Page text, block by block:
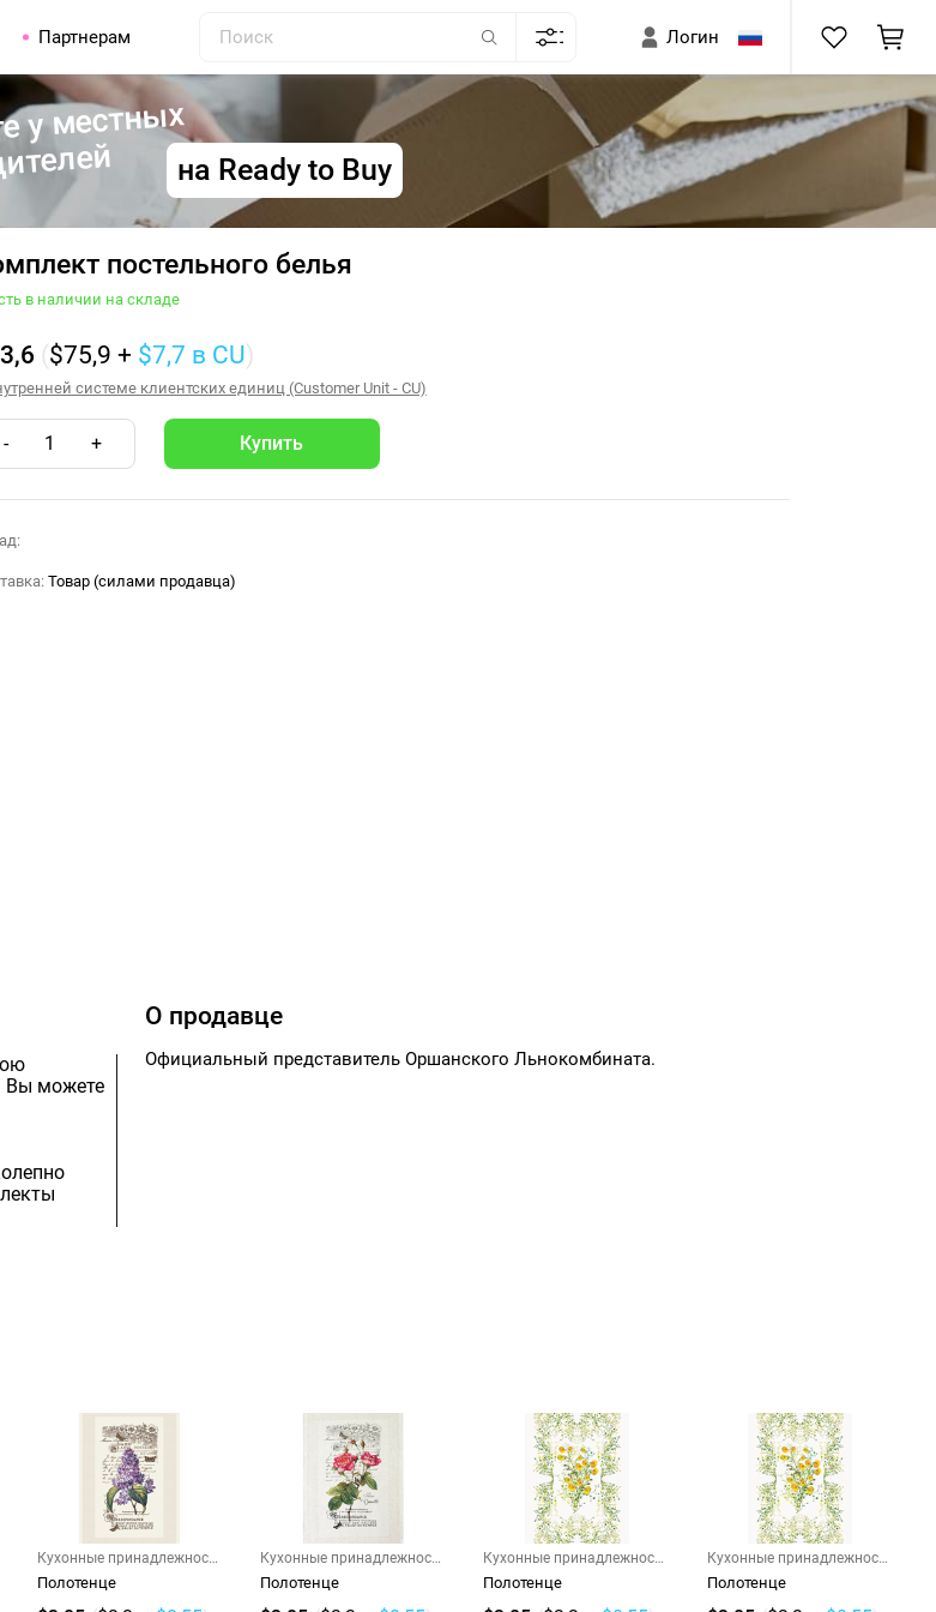
Партнерам Логин
у местных
на Ready to Buy
постельного белья
в наличии на складе
($75,9 + $7,7 в CU)
системе клиентских единиц (Customer Unit - CU)
- 1 +
Товар (силами продавца)
Вы можете
О продавце
Официальный представитель Оршанского Льнокомбината.
Кухонные принадлежности
и г...
Полотенце
Кухонные принадлежности
и г...
Полотенце
Кухонные принадлежности
и г...
Полотенце
Кухонные принадлежности
и г...
Полотенце